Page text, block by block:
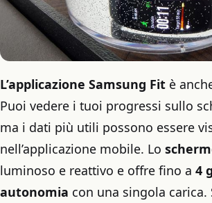
L’applicazione Samsung Fit è
Puoi vedere i tuoi progressi sullo
ma i dati più utili possono essere
nell’applicazione mobile. Lo
luminoso e reattivo e offre fino a 4
autonomia con una singola carica.